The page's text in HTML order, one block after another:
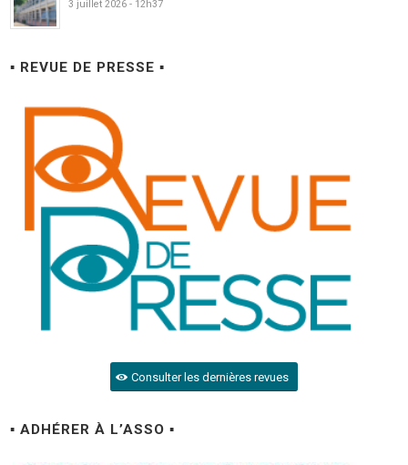
3 juillet 2026 - 12h37
▪ REVUE DE PRESSE ▪
Consulter les dernières revues
▪ ADHÉRER À L’ASSO ▪